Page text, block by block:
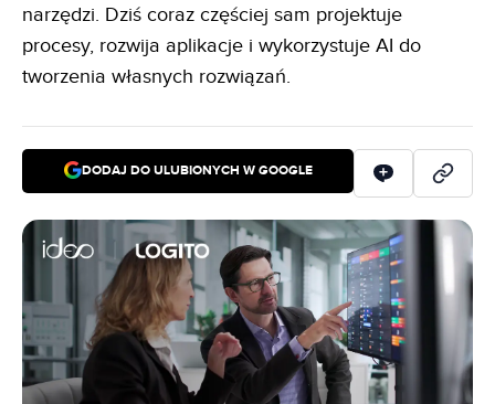
narzędzi. Dziś coraz częściej sam projektuje
procesy, rozwija aplikacje i wykorzystuje AI do
tworzenia własnych rozwiązań.
DODAJ DO ULUBIONYCH W GOOGLE